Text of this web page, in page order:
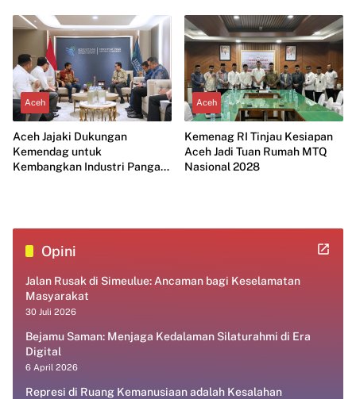
Aceh
Aceh Jajaki Dukungan
Kemendag untuk
Kembangkan Industri Pangan
Aceh
Kemenag RI Tinjau Kesiapan
Aceh Jadi Tuan Rumah MTQ
Nasional 2028
Opini
Jalan Rusak di Simeulue: Ancaman bagi Keselamatan
Masyarakat
30 Juli 2026
Bejamu Saman: Menjaga Kedalaman Silaturahmi di Era
Digital
6 April 2026
Represi di Ruang Kemanusiaan adalah Kesalahan